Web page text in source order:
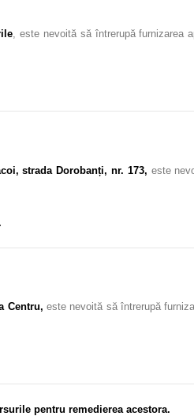
, este nevoită să întrerupă furnizarea
strada Dorobanți, nr. 173, este
Centru, este nevoită să întrerupă
pentru remedierea acestora.